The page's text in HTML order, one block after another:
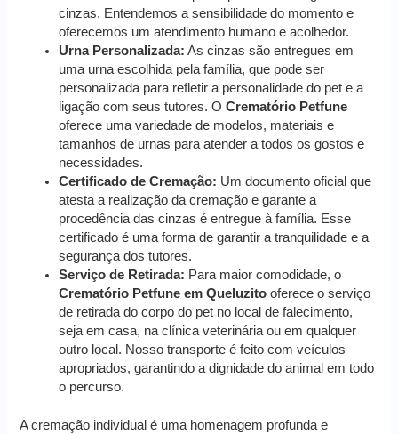
cinzas. Entendemos a sensibilidade do momento e
oferecemos um atendimento humano e acolhedor.
Urna Personalizada: As cinzas são entregues em
uma urna escolhida pela família, que pode ser
personalizada para refletir a personalidade do pet e a
ligação com seus tutores. OCrematório Petfune
oferece uma variedade de modelos, materiais e
tamanhos de urnas para atender a todos os gostos e
necessidades.
Certificado de Cremação: Um documento oficial que
atesta a realização da cremação e garante a
procedência das cinzas é entregue à família. Esse
certificado é uma forma de garantir a tranquilidade e a
segurança dos tutores.
Serviço de Retirada: Para maior comodidade, o
Crematório Petfune em Queluzito oferece o serviço
de retirada do corpo do pet no local de falecimento,
seja em casa, na clínica veterinária ou em qualquer
outro local. Nosso transporte é feito com veículos
apropriados, garantindo a dignidade do animal em todo
o percurso.
A cremação individual é uma homenagem profunda e